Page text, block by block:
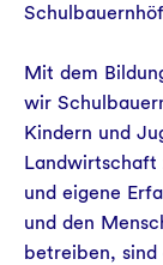
Mit dem
wir
Kindern und
Landwirtschaft
und eigene
und den
betreiben, sind